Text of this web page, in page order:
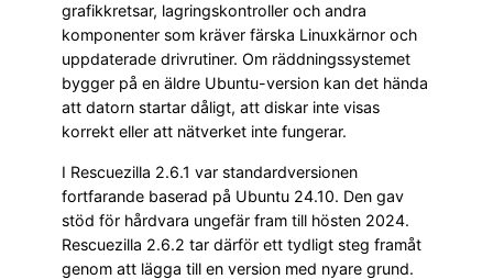
grafikkretsar, lagringskontroller och andra
komponenter som kräver färska Linuxkärnor och
uppdaterade drivrutiner. Om räddningssystemet
bygger på en äldre Ubuntu-version kan det hända
att datorn startar dåligt, att diskar inte visas
korrekt eller att nätverket inte fungerar.
I Rescuezilla 2.6.1 var standardversionen
fortfarande baserad på Ubuntu 24.10. Den gav
stöd för hårdvara ungefär fram till hösten 2024.
Rescuezilla 2.6.2 tar därför ett tydligt steg framåt
genom att lägga till en version med nyare grund.